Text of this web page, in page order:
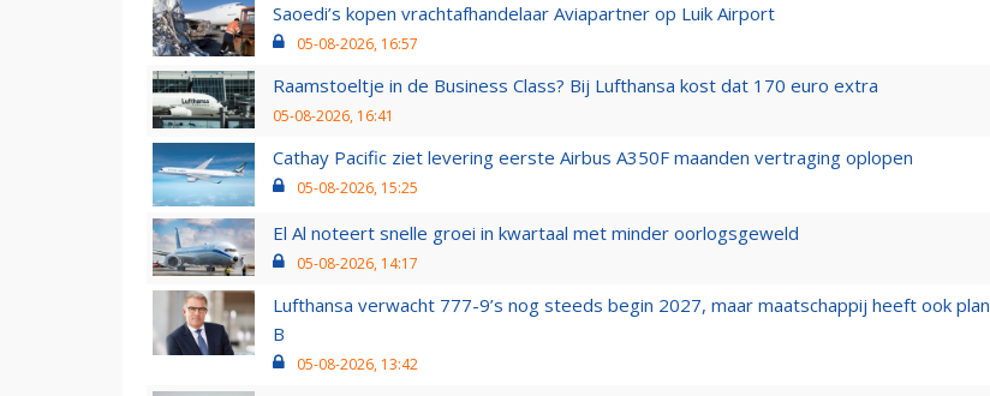
Saoedi’s kopen vrachtafhandelaar Aviapartner op Luik Airport
05-08-2026, 16:57
Raamstoeltje in de Business Class? Bij Lufthansa kost dat 170 euro extra
05-08-2026, 16:41
Cathay Pacific ziet levering eerste Airbus A350F maanden vertraging oplopen
05-08-2026, 15:25
El Al noteert snelle groei in kwartaal met minder oorlogsgeweld
05-08-2026, 14:17
Lufthansa verwacht 777-9’s nog steeds begin 2027, maar maatschappij heeft ook plan
B
05-08-2026, 13:42